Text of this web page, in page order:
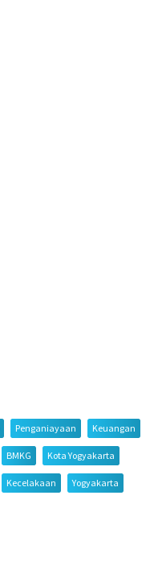
Penganiayaan Keuangan
BMKG Kota Yogyakarta
Kecelakaan Yogyakarta